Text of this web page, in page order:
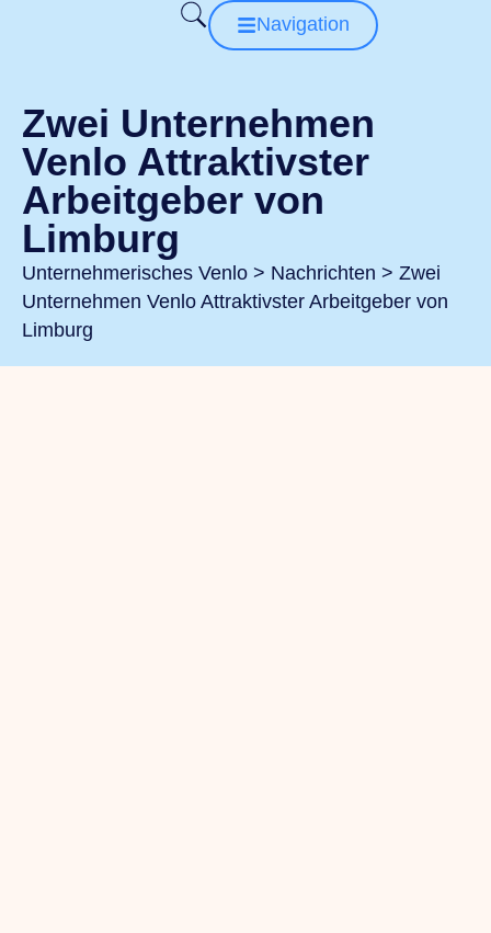
Navigation
Zwei Unternehmen
Venlo Attraktivster
Arbeitgeber von
Limburg
Unternehmerisches Venlo > Nachrichten > Zwei
Unternehmen Venlo Attraktivster Arbeitgeber von
Limburg